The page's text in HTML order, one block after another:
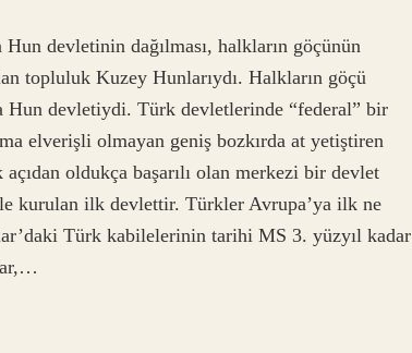
devletinin dağılması, halkların göçünün
topluluk Kuzey Hunlarıydı. Halkların göçü
Hun devletiydi. Türk devletlerinde “federal” bir
elverişli olmayan geniş bozkırda at yetiştiren
oldukça başarılı olan merkezi bir devlet
kurulan ilk devlettir. Türkler Avrupa’ya ilk ne
Türk kabilelerinin tarihi MS 3. yüzyıl kadar